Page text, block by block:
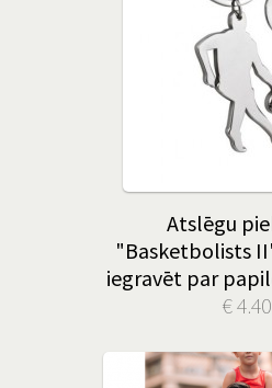
Atslēgu
"Basketbolists
iegravēt par
€ 4.40